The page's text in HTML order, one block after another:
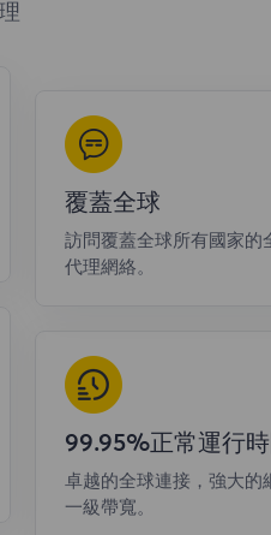
覆蓋全球
訪問覆蓋全球所有國家的
代理網絡。
99.95%正常運行時
卓越的全球連接，強大的
一級帶寬。